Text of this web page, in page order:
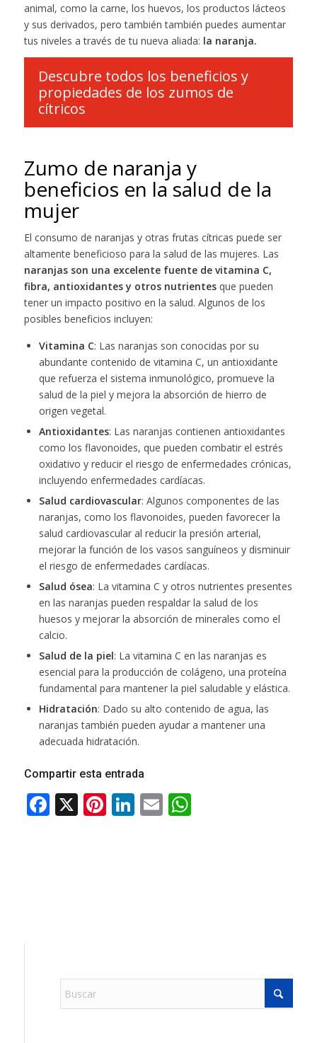
animal, como la carne, los huevos, los productos lácteos
y sus derivados, pero también también puedes aumentar
tus niveles a través de tu nueva aliada: la naranja.
Descubre todos los beneficios y
propiedades de los zumos de
cítricos
Zumo de naranja y
beneficios en la salud de la
mujer
El consumo de naranjas y otras frutas cítricas puede ser
altamente beneficioso para la salud de las mujeres. Las
naranjas son una excelente fuente de vitamina C,
fibra, antioxidantes y otros nutrientesque pueden
tener un impacto positivo en la salud. Algunos de los
posibles beneficios incluyen:
Vitamina C: Las naranjas son conocidas por su
abundante contenido de vitamina C, un antioxidante
que refuerza el sistema inmunológico, promueve la
salud de la piel y mejora la absorción de hierro de
origen vegetal.
Antioxidantes: Las naranjas contienen antioxidantes
como los flavonoides, que pueden combatir el estrés
oxidativo y reducir el riesgo de enfermedades crónicas,
incluyendo enfermedades cardíacas.
Salud cardiovascular: Algunos componentes de las
naranjas, como los flavonoides, pueden favorecer la
salud cardiovascular al reducir la presión arterial,
mejorar la función de los vasos sanguíneos y disminuir
el riesgo de enfermedades cardíacas.
Salud ósea: La vitamina C y otros nutrientes presentes
en las naranjas pueden respaldar la salud de los
huesos y mejorar la absorción de minerales como el
calcio.
Salud de la piel: La vitamina C en las naranjas es
esencial para la producción de colágeno, una proteína
fundamental para mantener la piel saludable y elástica.
Hidratación: Dado su alto contenido de agua, las
naranjas también pueden ayudar a mantener una
adecuada hidratación.
Compartir esta entrada